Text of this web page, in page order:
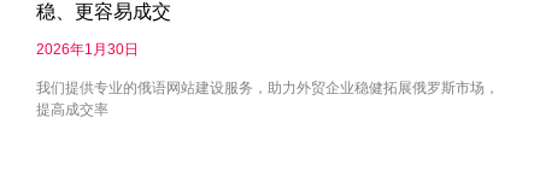
稳、更容易成交
2026年1月30日
我们提供专业的俄语网站建设服务，助力外贸企业稳健拓展俄罗斯市场，
提高成交率